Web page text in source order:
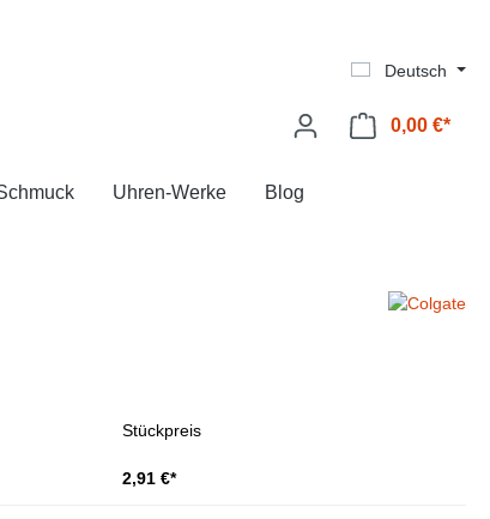
Deutsch
0,00 €*
Uhren-Werke Blog
Stückpreis
2,91 €*